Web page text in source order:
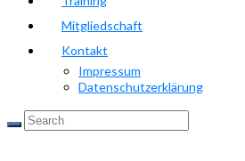
Mitgliedschaft
Kontakt
Impressum
Datenschutzerklärung